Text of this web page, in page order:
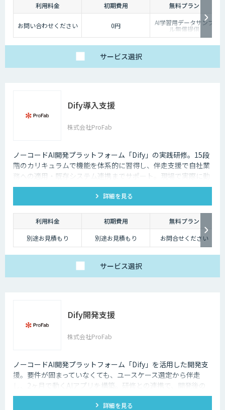
利用料金 初期費用 無料プラン
お問い合わせください 0円 AI学習用データサンプ
ル無償提供
サービス選択
Dify導入支援
株式会社ProFab
ノーコードAI開発プラットフォーム「Dify」の実践研修。15段
階のカリキュラムで機能を体系的に習得し、伴走支援で自社業
務への適用・既存システム連携までサポート。現場で実際に動
くAIツールを自分たちで作れる状態を目指します。
詳細を見る
利用料金 初期費用
無料プラン
別途お見積もり
別途お見積もり お問合せください
サービス選択
Dify開発支援
株式会社ProFab
ノーコードAI開発プラットフォーム「Dify」を活用した開発支
援。要件が固まっていなくても、ユースケース選定から伴走
し、2ヶ月で動くAIアプリを構築。研修との連携で、開発後の
内製化・自走までサポートします。
詳細を見る